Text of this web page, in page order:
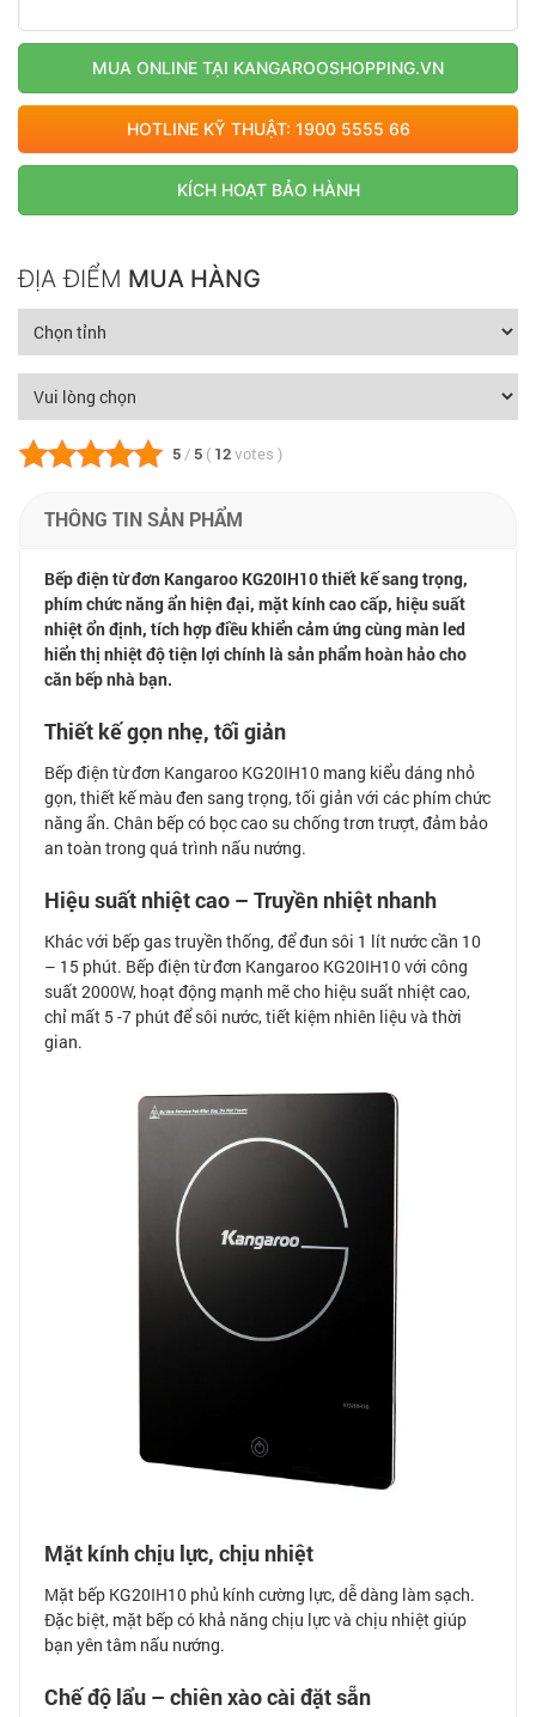
MUA ONLINE TẠI KANGAROOSHOPPING.VN
HOTLINE KỸ THUẬT: 1900 5555 66
KÍCH HOẠT BẢO HÀNH
ĐỊA ĐIỂM MUA HÀNG
5 / 5 ( 12 votes )
THÔNG TIN SẢN PHẨM
Bếp điện từ đơn Kangaroo KG20IH10 thiết kế sang trọng,
phím chức năng ẩn hiện đại, mặt kính cao cấp, hiệu suất
nhiệt ổn định, tích hợp điều khiển cảm ứng cùng màn led
hiển thị nhiệt độ tiện lợi chính là sản phẩm hoàn hảo cho
căn bếp nhà bạn.
Thiết kế gọn nhẹ, tối giản
Bếp điện từ đơn Kangaroo KG20IH10 mang kiểu dáng nhỏ
gọn, thiết kế màu đen sang trọng, tối giản với các phím chức
năng ẩn. Chân bếp có bọc cao su chống trơn trượt, đảm bảo
an toàn trong quá trình nấu nướng.
Hiệu suất nhiệt cao – Truyền nhiệt nhanh
Khác với bếp gas truyền thống, để đun sôi 1 lít nước cần 10
– 15 phút. Bếp điện từ đơn Kangaroo KG20IH10 với công
suất 2000W, hoạt động mạnh mẽ cho hiệu suất nhiệt cao,
chỉ mất 5 -7 phút để sôi nước, tiết kiệm nhiên liệu và thời
gian.
Mặt kính chịu lực, chịu nhiệt
Mặt bếp KG20IH10 phủ kính cường lực, dễ dàng làm sạch.
Đặc biệt, mặt bếp có khả năng chịu lực và chịu nhiệt giúp
bạn yên tâm nấu nướng.
Chế độ lẩu – chiên xào cài đặt sẵn